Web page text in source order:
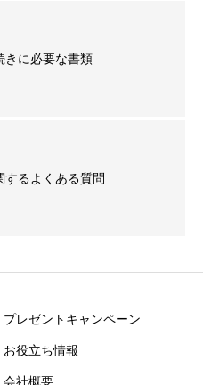
きに必要な書類
するよくある質問
プレゼントキャンペーン
お役立ち情報
会社概要